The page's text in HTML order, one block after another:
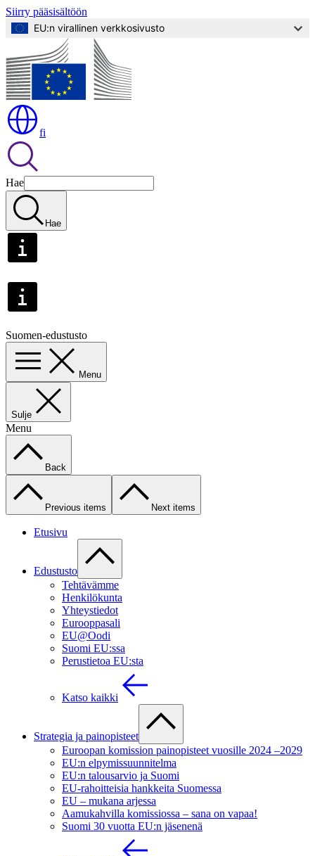
Siirry pääsisältöön
EU:n virallinen verkkosivusto
fi
Hae
Hae
Suomen-edustusto
Menu
Sulje
Menu
Back
Previous items Next items
Etusivu
Edustusto
Tehtävämme
Henkilökunta
Yhteystiedot
Eurooppasali
EU@Oodi
Suomi EU:ssa
Perustietoa EU:sta
Katso kaikki
Strategia ja painopisteet
Euroopan komission painopisteet vuosille 2024 –2029
EU:n elpymissuunnitelma
EU:n talousarvio ja Suomi
EU-rahoitteisia hankkeita Suomessa
EU – mukana arjessa
Aamukahvilla komissiossa – sana on vapaa!
Suomi 30 vuotta EU:n jäsenenä